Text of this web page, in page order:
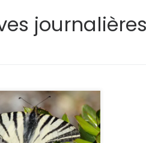
plus grands et des plus
des papillons de notre
possible avec
transversales et